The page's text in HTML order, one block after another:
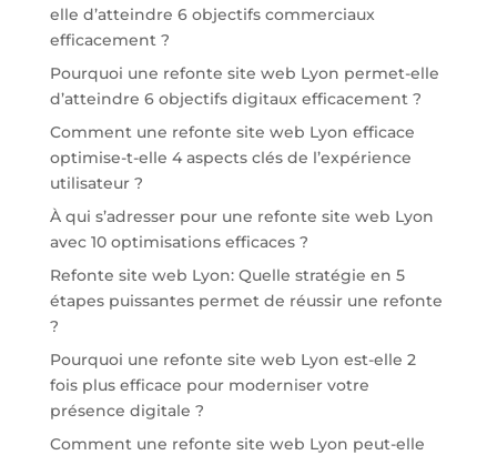
elle d’atteindre 6 objectifs commerciaux
efficacement ?
Pourquoi une refonte site web Lyon permet-elle
d’atteindre 6 objectifs digitaux efficacement ?
Comment une refonte site web Lyon efficace
optimise-t-elle 4 aspects clés de l’expérience
utilisateur ?
À qui s’adresser pour une refonte site web Lyon
avec 10 optimisations efficaces ?
Refonte site web Lyon: Quelle stratégie en 5
étapes puissantes permet de réussir une refonte
?
Pourquoi une refonte site web Lyon est-elle 2
fois plus efficace pour moderniser votre
présence digitale ?
Comment une refonte site web Lyon peut-elle